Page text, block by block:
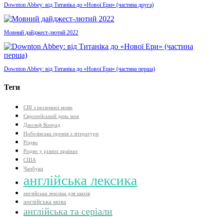
Downton Abbey: від Титаніка до «Нової Ери» (частина друга)
Мовний дайджест-лютий 2022
Downton Abbey: від Титаніка до «Нової Ери» (частина перша)
Теги
ЄВІ з іноземної мови
Європейський день мов
Джозеф Конрад
Нобелівська премія з літератури
Різдво
Різдво у різних країнах
США
Чапбуки
англійська лексика
англійська лексика для шахів
англійська мова
англійська та серіали